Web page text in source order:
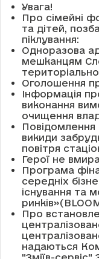
Увага!
Про сімейні
та дітей,
піклування:
Одноразова
мешканцям
Оголошення
Інформація
виконання
очищення
Повідомлення
викиди
повітря
Герої не
Програма
середніх
існування та
Про
надаються